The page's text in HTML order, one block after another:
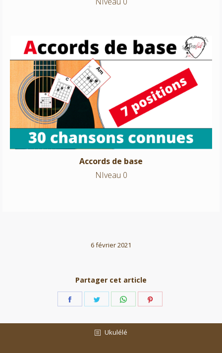
Accords de base
NIveau 0
Accords de base
NIveau 0
6 février 2021
Partager cet article
Partager
Facebook
Partager
Twitter
Partager
Ukulélé